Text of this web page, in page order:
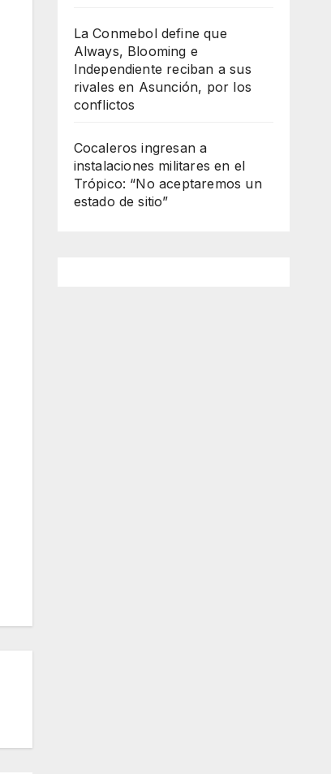
La Conmebol define que
Always, Blooming e
Independiente reciban a sus
rivales en Asunción, por los
conflictos
Cocaleros ingresan a
instalaciones militares en el
Trópico: “No aceptaremos un
estado de sitio”